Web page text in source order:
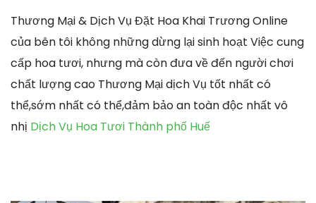
Thương Mại & Dịch Vụ Đặt Hoa Khai Trương Online
của bên tôi không những dừng lại sinh hoạt Việc cung
cấp hoa tươi, nhưng mà còn đưa về đến người chơi
chất lượng cao Thương Mại dịch Vụ tốt nhất có
thể,sớm nhất có thể,đảm bảo an toàn độc nhất vô
nhị Dịch Vụ Hoa Tươi Thành phố Huế